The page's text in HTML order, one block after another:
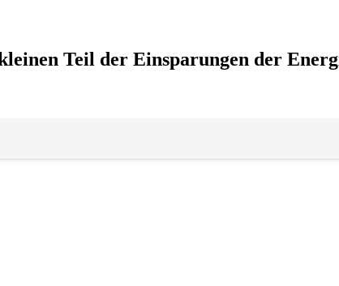
Teil der Einsparungen der